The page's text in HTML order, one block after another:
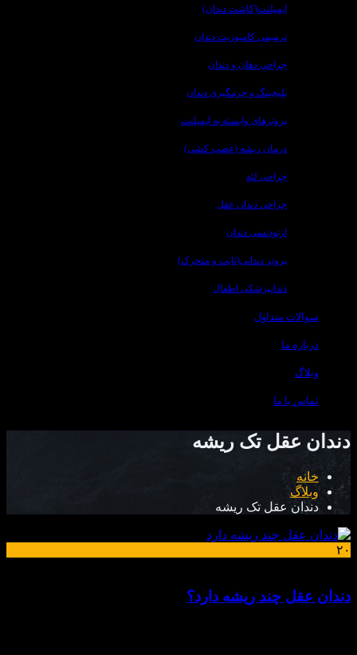
ایمپلنت(کاشت دندان)
ترمیمی کامپوزیت دندان
جراحی دهان و دندان
بلیچینگ و جرمگیری دندان
پروتزهای وابسته به ایمپلنت
درمان ریشه (عصب کشی)
جراحی لثه
جراحی دندان عقل
ارتودنسی دندان
پروتز دندانی(ثابت و متحرک)
دندانپزشکی اطفال
سوالات متداول
درباره ما
وبلاگ
تماس با ما
دندان عقل تک ریشه
خانه
وبلاگ
دندان عقل تک ریشه
۲۰
دندان عقل چند ریشه دارد؟